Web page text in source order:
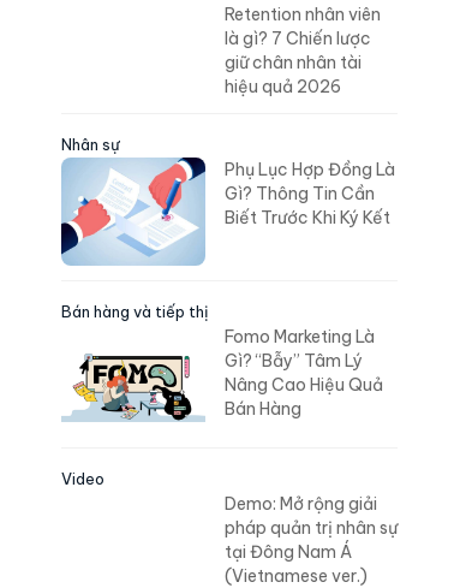
Retention nhân viên
là gì? 7 Chiến lược
giữ chân nhân tài
hiệu quả 2026
Nhân sự
Phụ Lục Hợp Đồng Là
Gì? Thông Tin Cần
Biết Trước Khi Ký Kết
Bán hàng và tiếp thị
Fomo Marketing Là
Gì? “Bẫy” Tâm Lý
Nâng Cao Hiệu Quả
Bán Hàng
Video
Demo: Mở rộng giải
pháp quản trị nhân sự
tại Đông Nam Á
(Vietnamese ver.)